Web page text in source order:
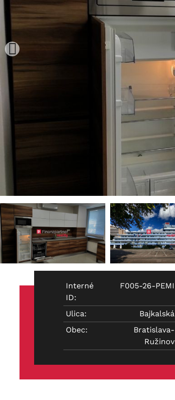
Interné
ID:
F005-26-PEMI
Ulica:
Bajkalská
Obec:
Bratislava-
Ružinov